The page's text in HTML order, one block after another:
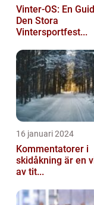
Vinter-OS: En
Den Stora
Vintersportfest...
16 januari 2024
Kommentatorer i
skidåkning är en
av tit...